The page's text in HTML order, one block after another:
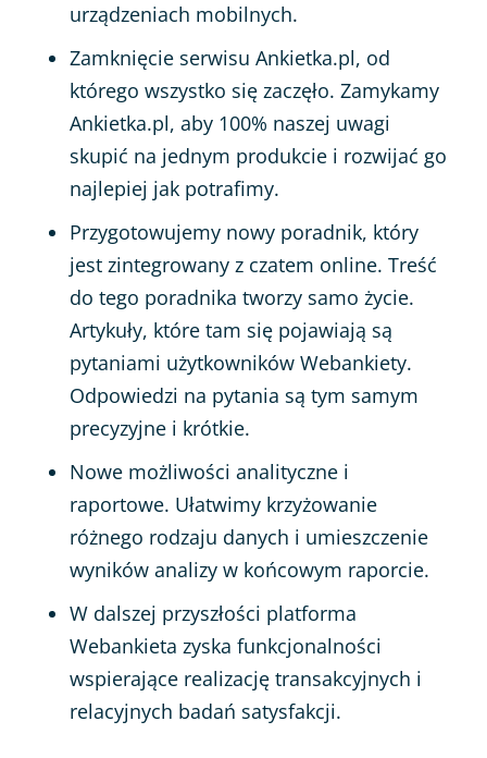
urządzeniach mobilnych.
Zamknięcie serwisu Ankietka.pl, od
którego wszystko się zaczęło. Zamykamy
Ankietka.pl, aby 100% naszej uwagi
skupić na jednym produkcie i rozwijać go
najlepiej jak potrafimy.
Przygotowujemy nowy poradnik, który
jest zintegrowany z czatem online. Treść
do tego poradnika tworzy samo życie.
Artykuły, które tam się pojawiają są
pytaniami użytkowników Webankiety.
Odpowiedzi na pytania są tym samym
precyzyjne i krótkie.
Nowe możliwości analityczne i
raportowe. Ułatwimy krzyżowanie
różnego rodzaju danych i umieszczenie
wyników analizy w końcowym raporcie.
W dalszej przyszłości platforma
Webankieta zyska funkcjonalności
wspierające realizację transakcyjnych i
relacyjnych badań satysfakcji.